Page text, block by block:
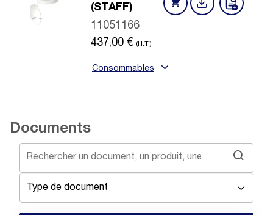
(STAFF)
11051166
437,00 € (H.T.)
Consommables
Documents
Type de document